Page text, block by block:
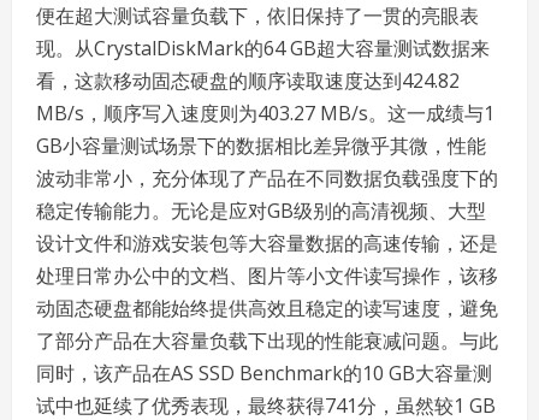
便在超大测试容量负载下，依旧保持了一贯的亮眼表
现。从CrystalDiskMark的64 GB超大容量测试数据来
看，这款移动固态硬盘的顺序读取速度达到424.82
MB/s，顺序写入速度则为403.27 MB/s。这一成绩与1
GB小容量测试场景下的数据相比差异微乎其微，性能
波动非常小，充分体现了产品在不同数据负载强度下的
稳定传输能力。无论是应对GB级别的高清视频、大型
设计文件和游戏安装包等大容量数据的高速传输，还是
处理日常办公中的文档、图片等小文件读写操作，该移
动固态硬盘都能始终提供高效且稳定的读写速度，避免
了部分产品在大容量负载下出现的性能衰减问题。与此
同时，该产品在AS SSD Benchmark的10 GB大容量测
试中也延续了优秀表现，最终获得741分，虽然较1 GB